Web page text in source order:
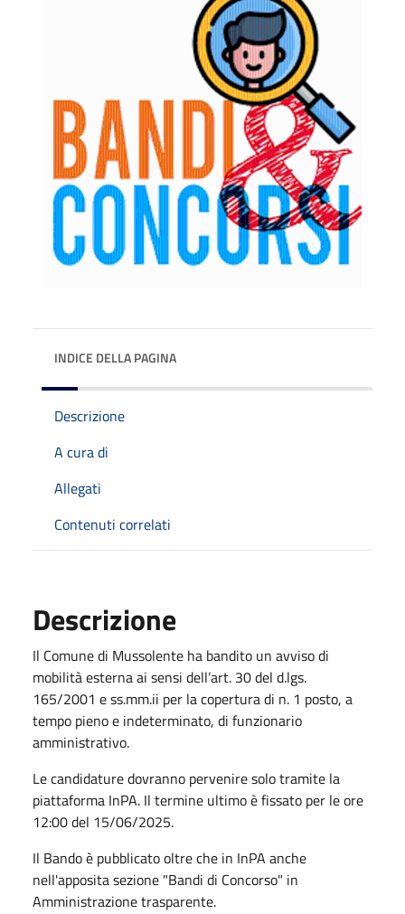
INDICE DELLA PAGINA
Descrizione
A cura di
Allegati
Contenuti correlati
Descrizione
Il Comune di Mussolente ha bandito un avviso di
mobilità esterna ai sensi dell’art. 30 del d.lgs.
165/2001 e ss.mm.ii per la copertura di n. 1 posto, a
tempo pieno e indeterminato, di funzionario
amministrativo.
Le candidature dovranno pervenire solo tramite la
piattaforma InPA. Il termine ultimo è fissato per le ore
12:00 del 15/06/2025.
Il Bando è pubblicato oltre che in InPA anche
nell'apposita sezione "Bandi di Concorso" in
Amministrazione trasparente.